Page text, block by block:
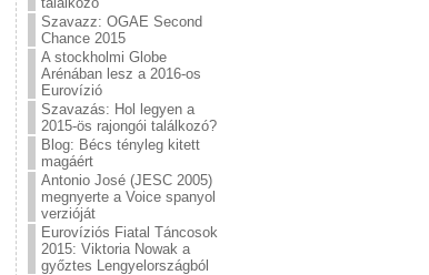
Szavazz: OGAE Second
Chance 2015
A stockholmi Globe
Arénában lesz a 2016-os
Eurovízió
Szavazás: Hol legyen a
2015-ös rajongói találkozó?
Blog: Bécs tényleg kitett
magáért
Antonio José (JESC 2005)
megnyerte a Voice spanyol
verzióját
Eurovíziós Fiatal Táncosok
2015: Viktoria Nowak a
győztes Lengyelországból